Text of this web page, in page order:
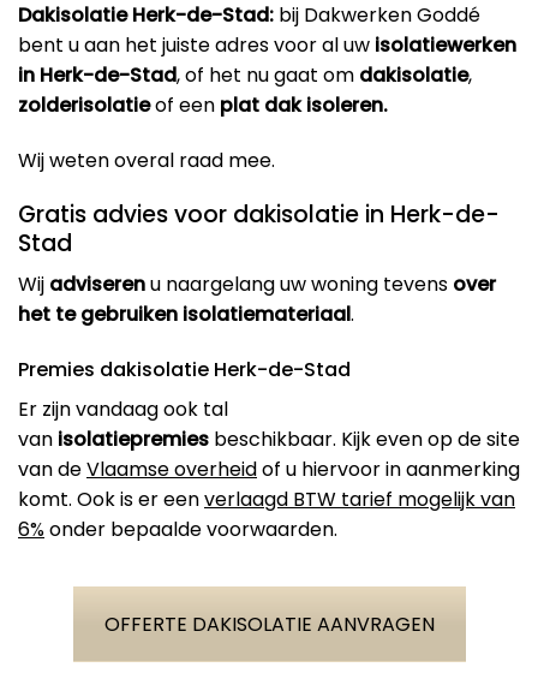
Dakisolatie Herk-de-Stad: bij Dakwerken Goddé
bent u aan het juiste adres voor al uw isolatiewerken
in Herk-de-Stad, of het nu gaat om dakisolatie,
zolderisolatieof een plat dak isoleren.
Wij weten overal raad mee.
Gratis advies voor dakisolatie in Herk-de-
Stad
Wij adviserenu naargelang uw woning tevens over
het te gebruiken isolatiemateriaal.
Premies dakisolatie Herk-de-Stad
Er zijn vandaag ook tal
van isolatiepremies beschikbaar. Kijk even op de site
van deVlaamse overheidof u hiervoor in aanmerking
komt. Ook is er eenverlaagd BTW tarief mogelijk van
6%onder bepaalde voorwaarden.
OFFERTE DAKISOLATIE AANVRAGEN